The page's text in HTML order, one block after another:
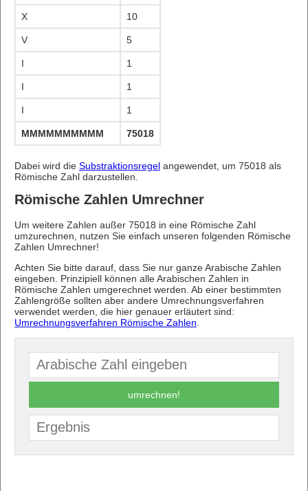
X 10
V 5
I 1
I 1
I 1
75018
Dabei wird die Substraktionsregel angewendet, um 75018 als
Römische Zahl darzustellen.
Römische Zahlen Umrechner
Um weitere Zahlen außer 75018 in eine Römische Zahl
umzurechnen, nutzen Sie einfach unseren folgenden Römische
Zahlen Umrechner!
Achten Sie bitte darauf, dass Sie nur ganze Arabische Zahlen
eingeben. Prinzipiell können alle Arabischen Zahlen in
Römische Zahlen umgerechnet werden. Ab einer bestimmten
Zahlengröße sollten aber andere Umrechnungsverfahren
verwendet werden, die hier genauer erläutert sind:
Umrechnungsverfahren Römische Zahlen
umrechnen!